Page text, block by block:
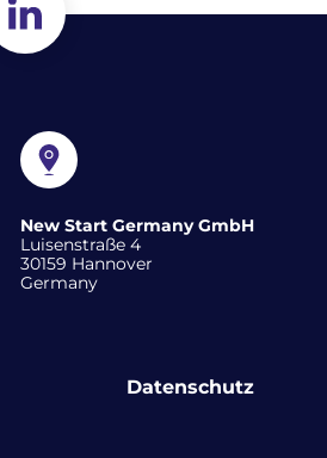
New Start Germany GmbH
Luisenstraße 4
30159 Hannover
Germany
Datenschutz